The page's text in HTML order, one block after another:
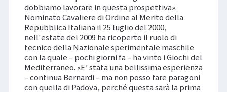
dobbiamo lavorare in questa prospettiva».
Nominato Cavaliere di Ordine al Merito della
Repubblica Italiana il 25 luglio del 2000,
nell'estate del 2009 ha ricoperto il ruolo di
tecnico della Nazionale sperimentale maschile
con la quale – pochi giorni fa – ha vinto i Giochi del
Mediterraneo. «E’ stata una bellissima esperienza
– continua Bernardi – ma non posso fare paragoni
con quella di Padova, perché questa sarà la prima